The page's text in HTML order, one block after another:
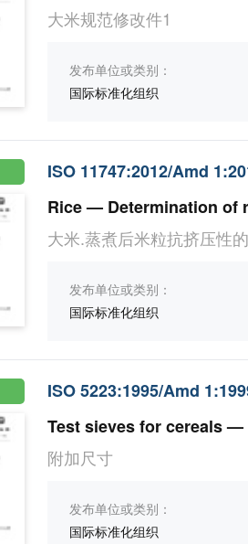
大米规范修改件1
发布单位或类别：
国际标准化组织
ISO 11747:2012/Amd
Rice — Determination of
大米.蒸煮后米粒抗挤压性
发布单位或类别：
国际标准化组织
ISO 5223:1995/Amd
Test sieves for cereals
附加尺寸
发布单位或类别：
国际标准化组织